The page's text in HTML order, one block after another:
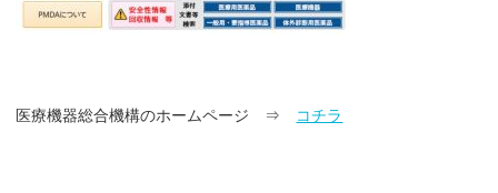
医療機器総合機構のホームページ ⇒ コチラ